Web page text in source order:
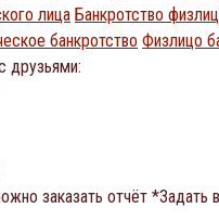
лица Банкротство физлиц
банкротство Физлицо
друзьями:
заказать отчёт *Задать